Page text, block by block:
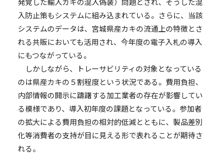
入防止策もシステムに組み込まれている。さらに、当該
システムのデータは、宮城県産カキの流通上の特徴とさ
れる共販においても活用され、今年度の電子入札の導入
にもつながっている。
しかしながら、トレーサビリティの対象となっている
のは県産カキの５割程度という状況である。費用負担、
内部情報の開示に躊躇する加工業者の存在が影響してい
る模様であり、導入初年度の課題となっている。参加者
の拡大による費用負担の相対的低減とともに、製品差別
化等消費者の支持が目に見える形で表れることが期待さ
れる。